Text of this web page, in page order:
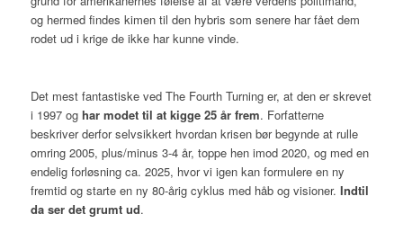
og hermed findes kimen til den hybris som senere har fået dem
rodet ud i krige de ikke har kunne vinde.
Det mest fantastiske ved The Fourth Turning er, at den er skrevet
i 1997 og har modet til at kigge 25 år frem. Forfatterne
beskriver derfor selvsikkert hvordan krisen bør begynde at rulle
omring 2005, plus/minus 3-4 år, toppe hen imod 2020, og med en
endelig forløsning ca. 2025, hvor vi igen kan formulere en ny
fremtid og starte en ny 80-årig cyklus med håb og visioner. Indtil
da ser det grumt ud.